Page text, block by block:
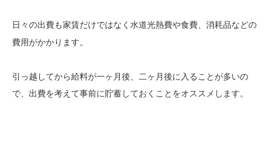
日々の出費も家賃だけではなく 水道光熱費や食費、消耗品などの
費用がかかります。
引っ越してから給料が一ヶ月後、二ヶ月後に入ることが多いの
で、出費を考えて事前に貯蓄しておくことをオススメします。